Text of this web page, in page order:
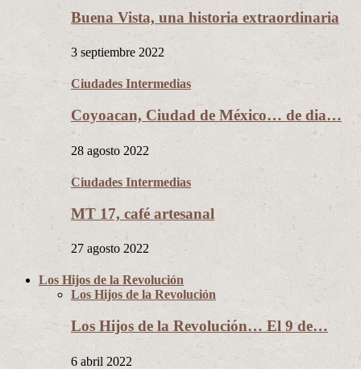
Buena Vista, una historia extraordinaria
3 septiembre 2022
Ciudades Intermedias
Coyoacan, Ciudad de México… de dia…
28 agosto 2022
Ciudades Intermedias
MT 17, café artesanal
27 agosto 2022
Los Hijos de la Revolución
Los Hijos de la Revolución
Los Hijos de la Revolución… El 9 de…
6 abril 2022